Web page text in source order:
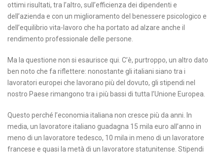
ottimi risultati, tra l’altro, sull’efficienza dei dipendenti e
dell’azienda e con un miglioramento del benessere psicologico e
dell’equilibrio vita-lavoro che ha portato ad alzare anche il
rendimento professionale delle persone.
Ma la questione non si esaurisce qui. C’è, purtroppo, un altro dato
ben noto che fa riflettere: nonostante gli italiani siano tra i
lavoratori europei che lavorano più del dovuto, gli stipendi nel
nostro Paese rimangono tra i più bassi di tutta l’Unione Europea.
Questo perché l’economia italiana non cresce più da anni. In
media, un lavoratore italiano guadagna 15 mila euro all’anno in
meno di un lavoratore tedesco, 10 mila in meno di un lavoratore
francese e quasi la metà di un lavoratore statunitense. Stipendi